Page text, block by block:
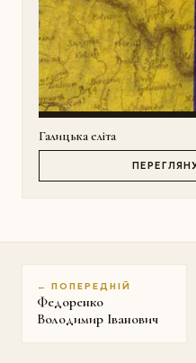
Галицька еліта
← ПОПЕРЕДНІЙ
Федоренко
Володимир Іванович